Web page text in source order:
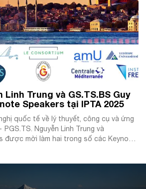
Linh Trung và GS.TS.BS Guy
Speakers tại IPTA 2025
quốc tế về lý thuyết, công cụ và ứng
Nguyễn Linh Trung và
được mời làm hai trong số các Keynote